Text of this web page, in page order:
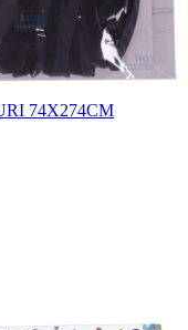
74X274CM